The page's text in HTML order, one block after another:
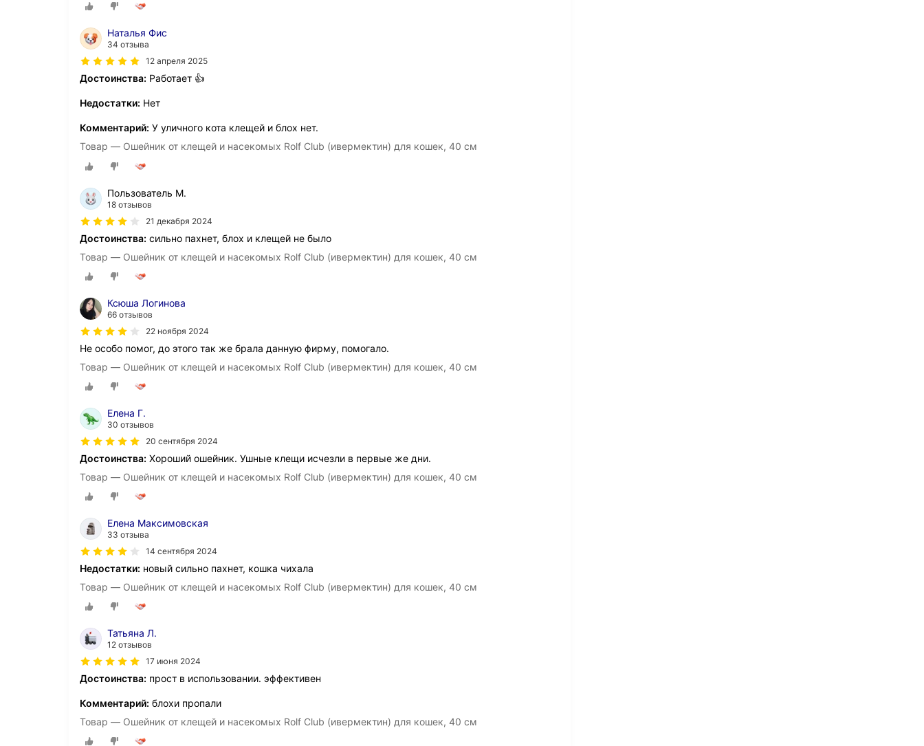
Наталья Фис
34 отзыва
12 апреля 2025
Достоинства: Работает 👍
Недостатки: Нет
Комментарий: У уличного кота клещей и блох нет.
Товар — Ошейник от клещей и насекомых Rolf Club (ивермектин) для кошек, 40 см
Пользователь М.
18 отзывов
21 декабря 2024
Достоинства: сильно пахнет, блох и клещей не было
Товар — Ошейник от клещей и насекомых Rolf Club (ивермектин) для кошек, 40 см
Ксюша Логинова
66 отзывов
22 ноября 2024
Не особо помог, до этого так же брала данную фирму, помогало.
Товар — Ошейник от клещей и насекомых Rolf Club (ивермектин) для кошек, 40 см
Елена Г.
30 отзывов
20 сентября 2024
Достоинства: Хороший ошейник. Ушные клещи исчезли в первые же дни.
Товар — Ошейник от клещей и насекомых Rolf Club (ивермектин) для кошек, 40 см
Елена Максимовская
33 отзыва
14 сентября 2024
Недостатки: новый сильно пахнет, кошка чихала
Товар — Ошейник от клещей и насекомых Rolf Club (ивермектин) для кошек, 40 см
Татьяна Л.
12 отзывов
17 июня 2024
Достоинства: прост в использовании. эффективен
Комментарий: блохи пропали
Товар — Ошейник от клещей и насекомых Rolf Club (ивермектин) для кошек, 40 см